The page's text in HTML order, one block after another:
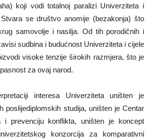
koji vodi totalnoj paralizi Univerziteta i
se društvo anomije (bezakonja) što
samovolje i nasilja. Od tih porodičnih i
sudbina i budućnost Univerziteta i cijele
visoke tenzije širokih razmjera, što je
za ovaj narod.
interesa Univerziteta uništen je
poslijediplomskih studija, uništen je Centar
i prevenciju konflikta, uništen je koncept
konzorcija za komparativni